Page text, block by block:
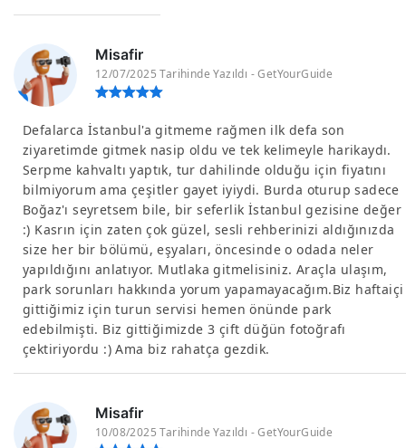
Misafir
12/07/2025 Tarihinde Yazıldı - GetYourGuide
Defalarca İstanbul'a gitmeme rağmen ilk defa son
ziyaretimde gitmek nasip oldu ve tek kelimeyle harikaydı.
Serpme kahvaltı yaptık, tur dahilinde olduğu için fiyatını
bilmiyorum ama çeşitler gayet iyiydi. Burda oturup sadece
Boğaz'ı seyretsem bile, bir seferlik İstanbul gezisine değer
:) Kasrın için zaten çok güzel, sesli rehberinizi aldığınızda
size her bir bölümü, eşyaları, öncesinde o odada neler
yapıldığını anlatıyor. Mutlaka gitmelisiniz. Araçla ulaşım,
park sorunları hakkında yorum yapamayacağım.Biz haftaiçi
gittiğimiz için turun servisi hemen önünde park
edebilmişti. Biz gittiğimizde 3 çift düğün fotoğrafı
çektiriyordu :) Ama biz rahatça gezdik.
Misafir
10/08/2025 Tarihinde Yazıldı - GetYourGuide